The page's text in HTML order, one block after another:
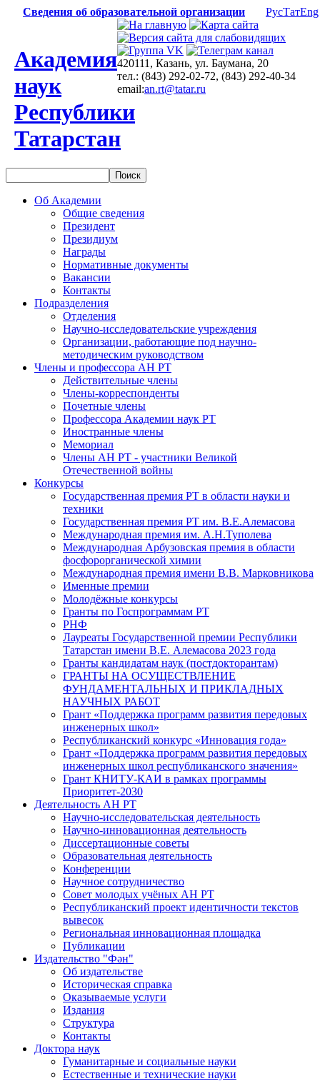
Сведения об образовательной организации РусТатEng
Академия
наук
Республики
Татарстан
420111, Казань, ул. Баумана, 20
тел.: (843) 292-02-72, (843) 292-40-34
email:an.rt@tatar.ru
Об Академии
Общие сведения
Президент
Президиум
Награды
Нормативные документы
Вакансии
Контакты
Подразделения
Отделения
Научно-исследовательские учреждения
Организации, работающие под научно-
методическим руководством
Члены и профессора АН РТ
Действительные члены
Члены-корреспонденты
Почетные члены
Профессора Академии наук РТ
Иностранные члены
Мемориал
Члены АН РТ - участники Великой
Отечественной войны
Конкурсы
Государственная премия РТ в области науки и
техники
Государственная премия РТ им. В.Е.Алемасова
Международная премия им. А.Н.Туполева
Международная Арбузовская премия в области
фосфорорганической химии
Международная премия имени В.В. Марковникова
Именные премии
Молодёжные конкурсы
Гранты по Госпрограммам РТ
РНФ
Лауреаты Государственной премии Республики
Татарстан имени В.Е. Алемасова 2023 года
Гранты кандидатам наук (постдокторантам)
ГРАНТЫ НА ОСУЩЕСТВЛЕНИЕ
ФУНДАМЕНТАЛЬНЫХ И ПРИКЛАДНЫХ
НАУЧНЫХ РАБОТ
Грант «Поддержка программ развития передовых
инженерных школ»
Республиканский конкурс «Инновация года»
Грант «Поддержка программ развития передовых
инженерных школ республиканского значения»
Грант КНИТУ-КАИ в рамках программы
Приоритет-2030
Деятельность АН РТ
Научно-исследовательская деятельность
Научно-инновационная деятельность
Диссертационные советы
Образовательная деятельность
Конференции
Научное сотрудничество
Совет молодых учёных АН РТ
Республиканский проект идентичности текстов
вывесок
Региональная инновационная площадка
Публикации
Издательство "Фән"
Об издательстве
Историческая справка
Оказываемые услуги
Издания
Структура
Контакты
Доктора наук
Гуманитарные и социальные науки
Естественные и технические науки